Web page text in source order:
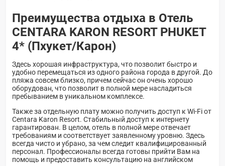
Преимущества отдыха в Отель
CENTARA KARON RESORT PHUKET
4* (Пхукет/Карон)
Здесь хорошая инфраструктура, что позволит быстро и
удобно перемещаться из одного района города в другой. До
пляжа совсем близко, причем сейчас он очень хорошо
оборудован, что позволит в полной мере насладиться
пребыванием в уникальном комплексе.
Также за отдельную плату можно получить доступ к Wi-Fi от
Centara Karon Resort. Стабильный доступ к интернету
гарантирован. В целом, отель в полной мере отвечает
требованиям и соответствует заявленному уровню. Здесь
всегда чисто и убрано, за чем следит квалифицированный
персонал. Профессионалы всегда готовы прийти Вам на
помощь и предоставить консультацию на английском